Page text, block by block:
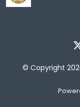
© Copyright